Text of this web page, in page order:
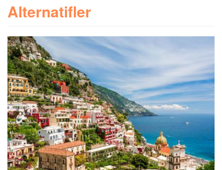
Alternatifler